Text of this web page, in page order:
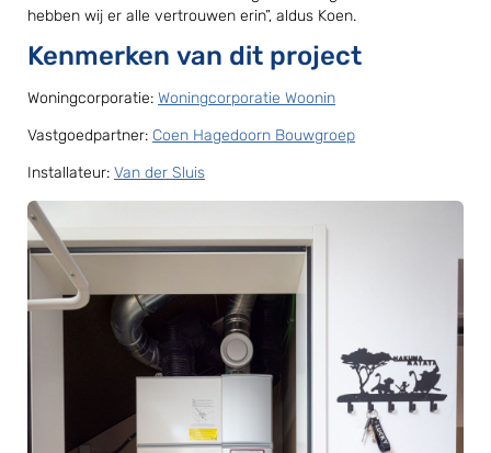
hebben wij er alle vertrouwen erin”, aldus Koen.
Kenmerken van dit project
Woningcorporatie: Woningcorporatie Woonin
Vastgoedpartner: Coen Hagedoorn Bouwgroep
Installateur: Van der Sluis